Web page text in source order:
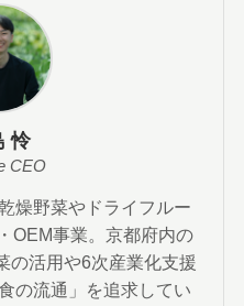
怜
CEO
燥野菜やドライフルー
OEM事業。京都府内の
の活用や6次産業化支援
の流通」を追求してい